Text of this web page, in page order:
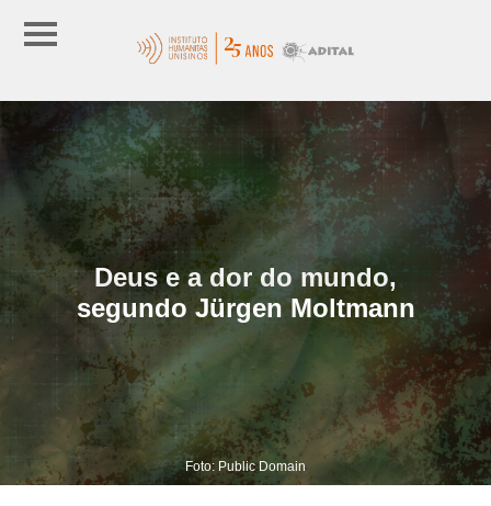
Deus e a dor do mundo,
segundo Jürgen Moltmann
Foto: Public Domain